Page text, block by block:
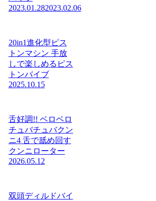
2023.01.282023.02.06
20in1進化型ピス
トンマシン 手放
しで楽しめるピス
トンバイブ
2025.10.15
舌好調!! ベロベロ
チュバチュバクン
ニ4 舌で舐め回す
クンニローター
2026.05.12
双頭ディルドバイ